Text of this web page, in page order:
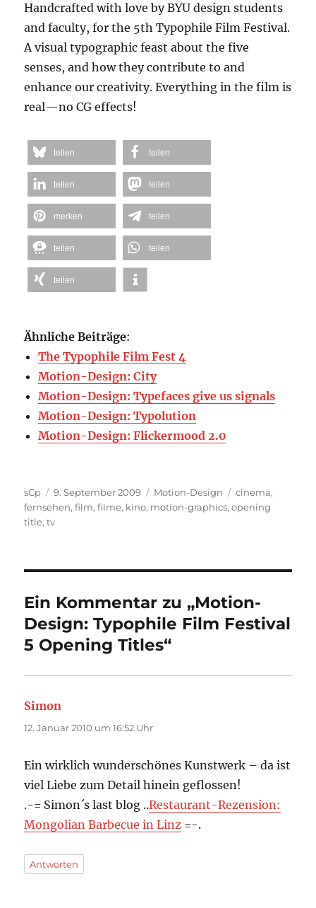
Handcrafted with love by BYU design students
and faculty, for the 5th Typophile Film Festival.
A visual typographic feast about the five
senses, and how they contribute to and
enhance our creativity. Everything in the film is
real—no CG effects!
teilen teilen
teilen teilen
merken teilen
teilen teilen
teilen
Ähnliche Beiträge:
The Typophile Film Fest 4
Motion-Design: City
Motion-Design: Typefaces give us signals
Motion-Design: Typolution
Motion-Design: Flickermood 2.0
Autor
sCp
Veröffentlicht
am
9. September 2009 Kategorien
Motion-Design Schlagwörter
cinema,
fernsehen,film,filme, kino, motion-graphics,opening
title,tv
Ein Kommentar zu „Motion-
Design: Typophile Film Festival
5 Opening Titles“
Simon
12. Januar 2010 um 16:52 Uhr
Ein wirklich wunderschönes Kunstwerk – da ist
viel Liebe zum Detail hinein geflossen!
.-= Simon´s last blog ..Restaurant-Rezension:
Mongolian Barbecue in Linz =-.
Antworten